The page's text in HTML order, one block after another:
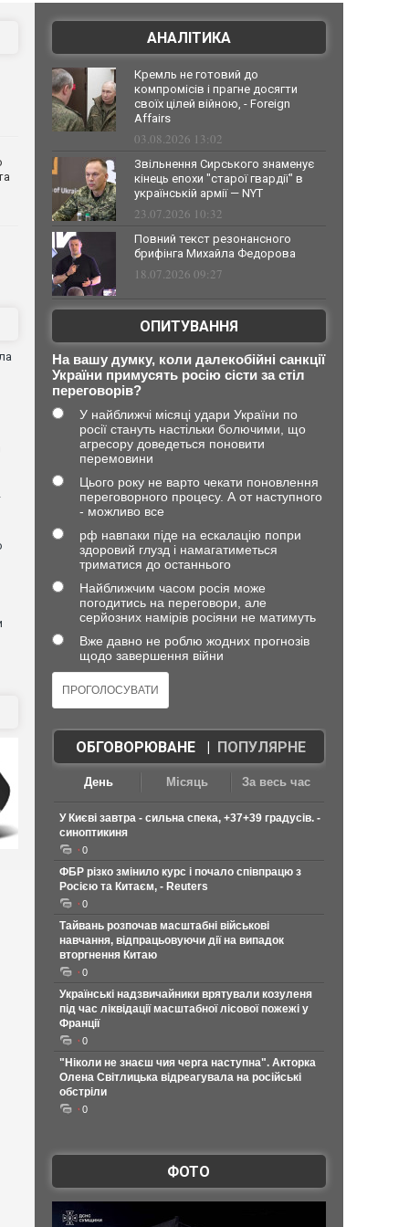
АНАЛІТИКА
Кремль не готовий до
компромісів і прагне досягти
своїх цілей війною, - Foreign
Affairs
03.08.2026 13:02
Звільнення Сирського знаменує
кінець епохи "старої гвардії" в
українській армії — NYT
23.07.2026 10:32
Повний текст резонансного
брифінга Михайла Федорова
18.07.2026 09:27
ОПИТУВАННЯ
На вашу думку, коли далекобійні санкції
України примусять росію сісти за стіл
переговорів?
У найближчі місяці удари України по
росії стануть настільки болючими, що
агресору доведеться поновити
перемовини
Цього року не варто чекати поновлення
переговорного процесу. А от наступного
- можливо все
рф навпаки піде на ескалацію попри
здоровий глузд і намагатиметься
триматися до останнього
Найближчим часом росія може
погодитись на переговори, але
серйозних намірів росіяни не матимуть
Вже давно не роблю жодних прогнозів
щодо завершення війни
ОБГОВОРЮВАНЕ| ПОПУЛЯРНЕ
День Місяць За весь час
У Києві завтра - сильна спека, +37+39 градусів. -
синоптикиня
0
ФБР різко змінило курс і почало співпрацю з
Росією та Китаєм, - Reuters
0
Тайвань розпочав масштабні військові
навчання, відпрацьовуючи дії на випадок
вторгнення Китаю
0
Українські надзвичайники врятували козуленя
під час ліквідації масштабної лісової пожежі у
Франції
0
"Ніколи не знаєш чия черга наступна". Акторка
Олена Світлицька відреагувала на російські
обстріли
0
ФОТО